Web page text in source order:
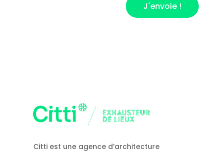
J'envoie !
Citti est une agence d’architecture